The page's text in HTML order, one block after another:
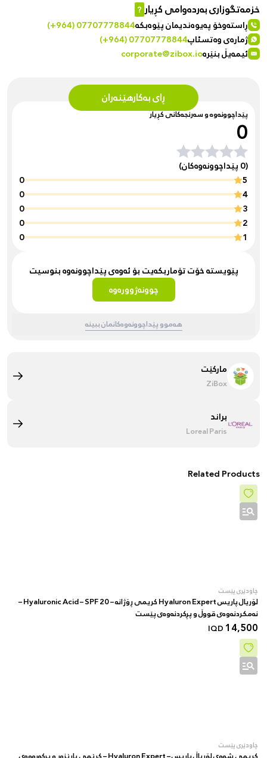
ڕای بەکارهێنەران
پێداچوونەوە و سەرنجەکانی کڕیار
0
(0 پێداچوونەوەکان)
5
0
4
0
3
0
2
0
1
0
پێویستە خۆت تۆماربکەیت بۆ ئەوەی پێداچوونەوە بنوسیت
چوونەژوورەوە
هەموو پێداچوونەوەکانمان ببینە
خزمەتگوزاری بەردەوامی کڕیار?
ڕاستەوخۆ پەیوەندیمان پێوەبکە(+964) 07707778844
ژمارەی وەتسئاپ(+964) 07707778844
ئیمەیڵ بنێرەcorporate@zibox.io
مارکێت
ZiBox
براند
Loreal Paris
Related Products
چاودێری پێست
لۆریال پاریس Hyaluron Expert کریمی ڕۆژانە – Hyaluronic Acid – SPF 20 –
نەمکردنەوەی قووڵ و پڕکردنەوەی پێست
14,500
IQD
چاودێری پێست